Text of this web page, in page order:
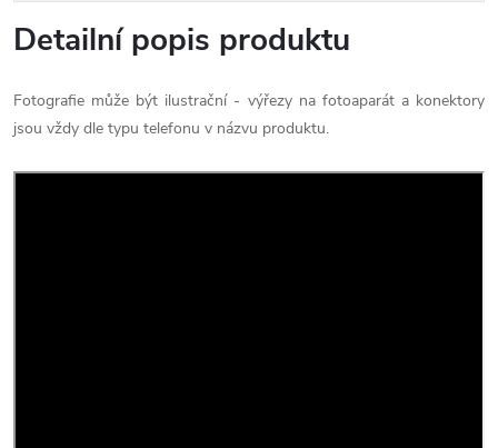
Detailní popis produktu
Fotografie může být ilustrační - výřezy na fotoaparát a konektory
jsou vždy dle typu telefonu v názvu produktu.